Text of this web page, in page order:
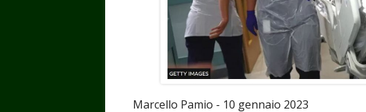
Marcello Pamio - 10 gennaio 2023